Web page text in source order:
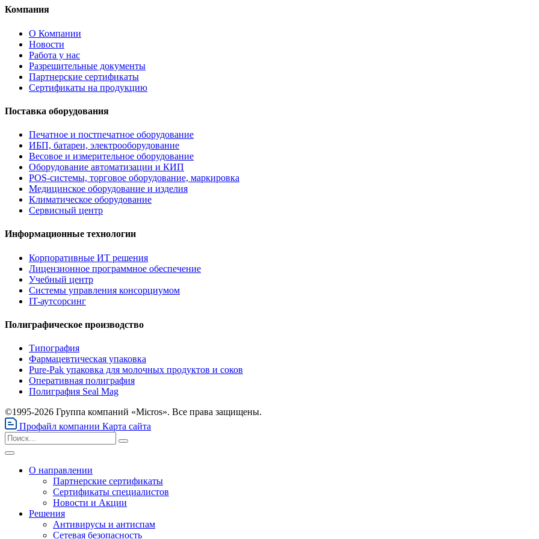
Компания
О Компании
Новости
Работа у нас
Разрешительные документы
Партнерские сертификаты
Сертификаты на продукцию
Поставка оборудования
Печатное и постпечатное оборудование
ИБП, батареи, электрооборудование
Весовое и измерительное оборудование
Оборудование автоматизации и КИП
POS-системы, торговое оборудование, маркировка
Медицинское оборудование и изделия
Климатическое оборудование
Сервисный центр
Информационные технологии
Корпоративные ИТ решения
Лицензионное программное обеспечение
Учебный центр
Системы управления консорциумом
IT-аутсорсинг
Полиграфическое производство
Типография
Фармацевтическая упаковка
Pure-Pak упаковка для молочных продуктов и соков
Оперативная полиграфия
Полиграфия Seal Mag
©1995-2026 Группа компаний «Micros». Все права защищены.
Профайл компании Карта сайта
О направлении
Партнерские сертификаты
Сертификаты специалистов
Новости и Акции
Решения
Антивирусы и антиспам
Сетевая безопасность